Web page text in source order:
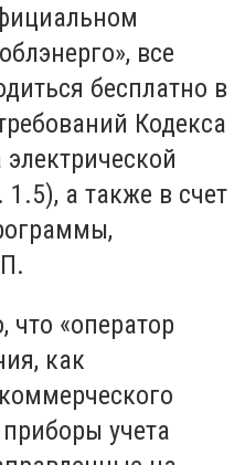
все
бесплатно в
Кодекса
а также в счет
что «оператор
как
учета